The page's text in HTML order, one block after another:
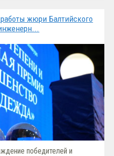
жюри Балтийского
победителей и